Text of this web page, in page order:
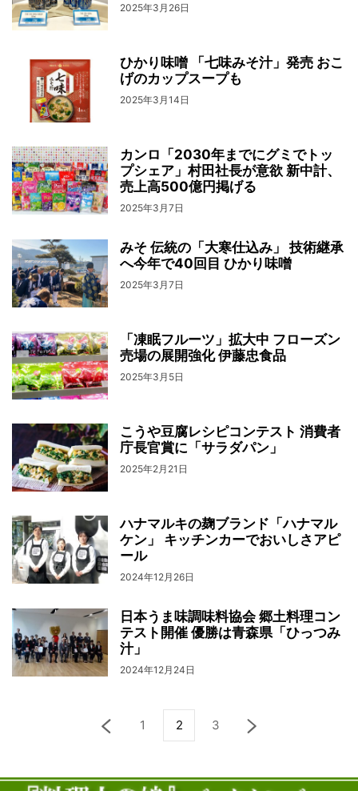
2025年3月26日
ひかり味噌 「七味みそ汁」発売 おこ
げのカップスープも
2025年3月14日
カンロ「2030年までにグミでトッ
プシェア」村田社長が意欲 新中計、
売上高500億円掲げる
2025年3月7日
みそ 伝統の「大寒仕込み」 技術継承
へ今年で40回目 ひかり味噌
2025年3月7日
「凍眠フルーツ」拡大中 フローズン
売場の展開強化 伊藤忠食品
2025年3月5日
こうや豆腐レシピコンテスト 消費者
庁長官賞に「サラダパン」
2025年2月21日
ハナマルキの麹ブランド「ハナマル
ケン」 キッチンカーでおいしさアピ
ール
2024年12月26日
日本うま味調味料協会 郷土料理コン
テスト開催 優勝は青森県「ひっつみ
汁」
2024年12月24日
1 2 3